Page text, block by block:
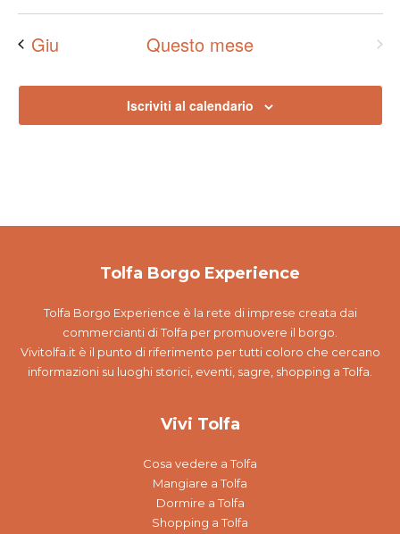
Giu Questo mese
Iscriviti al calendario
Tolfa Borgo Experience
Tolfa Borgo Experience è la rete di imprese creata dai
commercianti di Tolfa per promuovere il borgo.
Vivitolfa.it è il punto di riferimento per tutti coloro che cercano
informazioni su luoghi storici, eventi, sagre, shopping a Tolfa.
Vivi Tolfa
Cosa vedere a Tolfa
Mangiare a Tolfa
Dormire a Tolfa
Shopping a Tolfa